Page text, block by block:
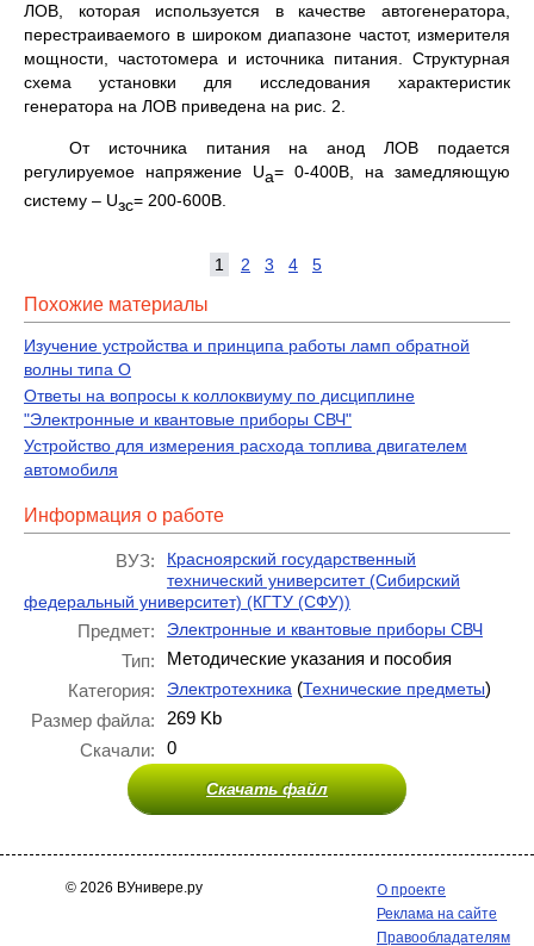
ЛОВ, которая используется в качестве автогенератора,
перестраиваемого в широком диапазоне частот, измерителя
мощности, частотомера и источника питания. Структурная
схема установки для исследования характеристик
генератора на ЛОВ приведена на рис. 2.
От источника питания на анод ЛОВ подается
регулируемое напряжение Ua= 0-400В, на замедляющую
систему – Uзс= 200-600В.
1 2 3 4 5
Похожие материалы
Изучение устройства и принципа работы ламп обратной
волны типа О
Ответы на вопросы к коллоквиуму по дисциплине
"Электронные и квантовые приборы СВЧ"
Устройство для измерения расхода топлива двигателем
автомобиля
Информация о работе
ВУЗ:
Красноярский государственный
технический университет (Сибирский
федеральный университет) (КГТУ (СФУ))
Предмет: Электронные и квантовые приборы СВЧ
Тип:
Методические указания и пособия
Категория:
Электротехника (Технические предметы)
Размер файла:
269 Kb
Скачали:
0
Скачать файл
© 2026 ВУнивере.ру
О проекте
Реклама на сайте
Правообладателям